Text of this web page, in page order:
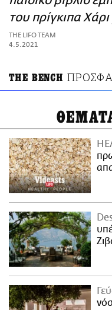
ΑΜΠΑ
PRINT
του πρίγκιπα
THE LIFO TEAM
4.5.2021
THE BENCH